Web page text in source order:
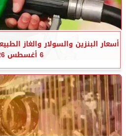
أسعار البنزين والسولار والغاز
6 أغسطس 2026